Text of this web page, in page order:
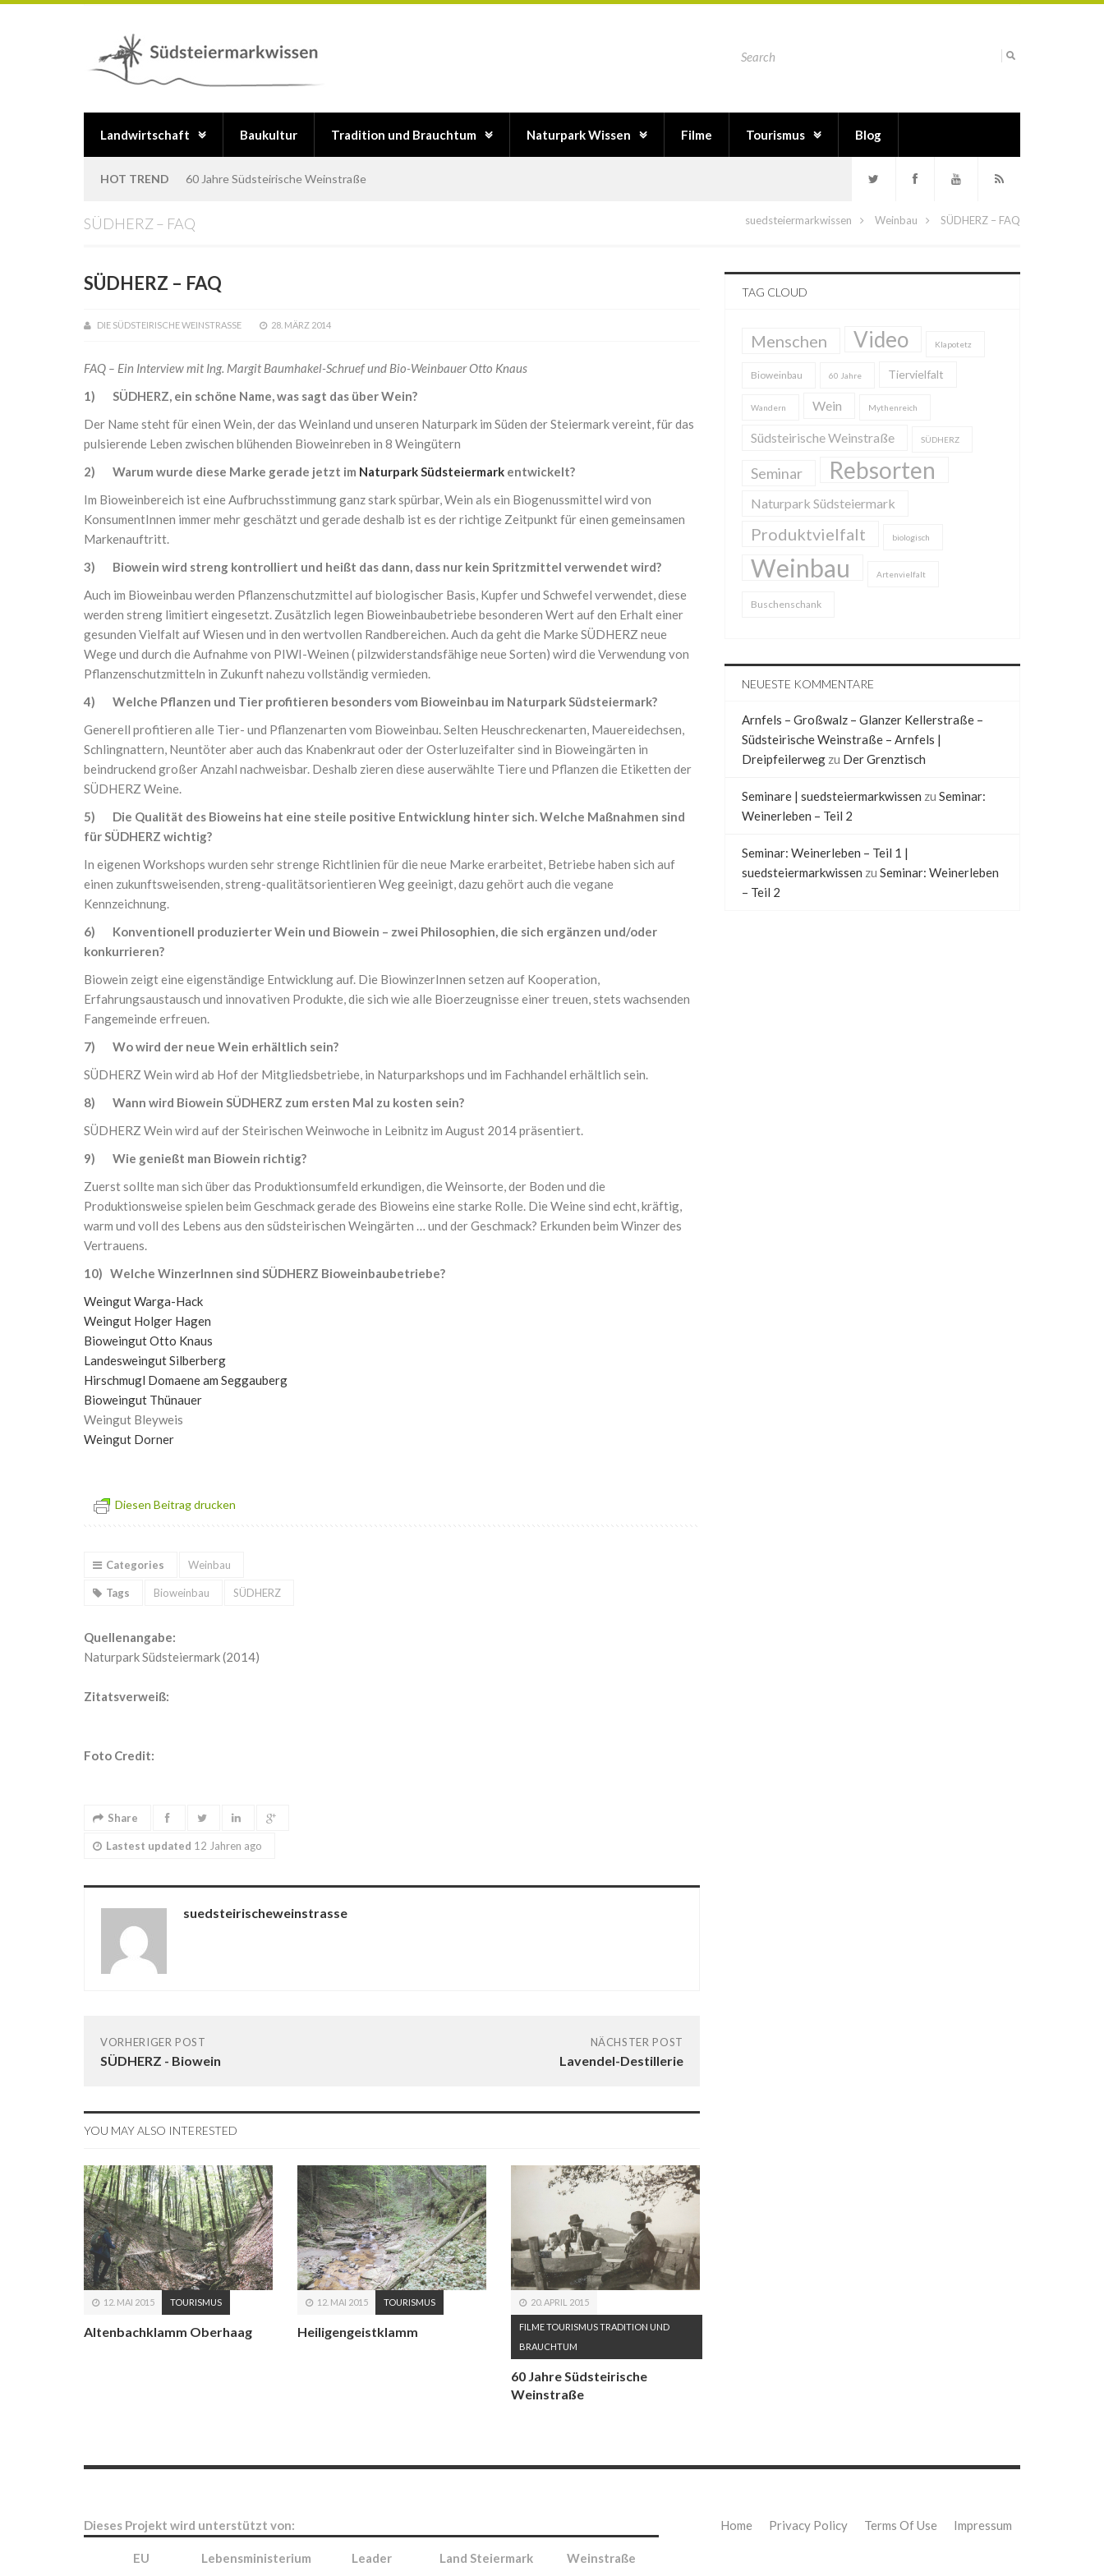
Landwirtschaft Baukultur Tradition und Brauchtum Naturpark Wissen Filme Tourismus Blog
HOT TREND Der Klapotetz
SÜDHERZ – FAQ suedsteiermarkwissen Weinbau SÜDHERZ – FAQ
SÜDHERZ – FAQ
DIE SÜDSTEIRISCHE WEINSTRASSE 28. MÄRZ 2014
FAQ – Ein Interview mit Ing. Margit Baumhakel-Schruef und Bio-Weinbauer Otto Knaus
1) SÜDHERZ, ein schöne Name, was sagt das über Wein?
Der Name steht für einen Wein, der das Weinland und unseren Naturpark im Süden der Steiermark vereint, für das
pulsierende Leben zwischen blühenden Bioweinreben in 8 Weingütern
2) Warum wurde diese Marke gerade jetzt im Naturpark Südsteiermark entwickelt?
Im Bioweinbereich ist eine Aufbruchsstimmung ganz stark spürbar, Wein als ein Biogenussmittel wird von
KonsumentInnen immer mehr geschätzt und gerade deshalb ist es der richtige Zeitpunkt für einen gemeinsamen
Markenauftritt.
3) Biowein wird streng kontrolliert und heißt das dann, dass nur kein Spritzmittel verwendet wird?
Auch im Bioweinbau werden Pflanzenschutzmittel auf biologischer Basis, Kupfer und Schwefel verwendet, diese
werden streng limitiert eingesetzt. Zusätzlich legen Bioweinbaubetriebe besonderen Wert auf den Erhalt einer
gesunden Vielfalt auf Wiesen und in den wertvollen Randbereichen. Auch da geht die Marke SÜDHERZ neue
Wege und durch die Aufnahme von PIWI-Weinen ( pilzwiderstandsfähige neue Sorten) wird die Verwendung von
Pflanzenschutzmitteln in Zukunft nahezu vollständig vermieden.
4) Welche Pflanzen und Tier profitieren besonders vom Bioweinbau im Naturpark Südsteiermark?
Generell profitieren alle Tier- und Pflanzenarten vom Bioweinbau. Selten Heuschreckenarten, Mauereidechsen,
Schlingnattern, Neuntöter aber auch das Knabenkraut oder der Osterluzeifalter sind in Bioweingärten in
beindruckend großer Anzahl nachweisbar. Deshalb zieren diese auserwählte Tiere und Pflanzen die Etiketten der
SÜDHERZ Weine.
5) Die Qualität des Bioweins hat eine steile positive Entwicklung hinter sich. Welche Maßnahmen sind
für SÜDHERZ wichtig?
In eigenen Workshops wurden sehr strenge Richtlinien für die neue Marke erarbeitet, Betriebe haben sich auf
einen zukunftsweisenden, streng-qualitätsorientieren Weg geeinigt, dazu gehört auch die vegane
Kennzeichnung.
6) Konventionell produzierter Wein und Biowein – zwei Philosophien, die sich ergänzen und/oder
konkurrieren?
Biowein zeigt eine eigenständige Entwicklung auf. Die BiowinzerInnen setzen auf Kooperation,
Erfahrungsaustausch und innovativen Produkte, die sich wie alle Bioerzeugnisse einer treuen, stets wachsenden
Fangemeinde erfreuen.
7) Wo wird der neue Wein erhältlich sein?
SÜDHERZ Wein wird ab Hof der Mitgliedsbetriebe, in Naturparkshops und im Fachhandel erhältlich sein.
8) Wann wird Biowein SÜDHERZ zum ersten Mal zu kosten sein?
SÜDHERZ Wein wird auf der Steirischen Weinwoche in Leibnitz im August 2014 präsentiert.
9) Wie genießt man Biowein richtig?
Zuerst sollte man sich über das Produktionsumfeld erkundigen, die Weinsorte, der Boden und die
Produktionsweise spielen beim Geschmack gerade des Bioweins eine starke Rolle. Die Weine sind echt, kräftig,
warm und voll des Lebens aus den südsteirischen Weingärten … und der Geschmack? Erkunden beim Winzer des
Vertrauens.
10) Welche WinzerInnen sind SÜDHERZ Bioweinbaubetriebe?
Weingut Warga-Hack
Weingut Holger Hagen
Bioweingut Otto Knaus
Landesweingut Silberberg
Hirschmugl Domaene am Seggauberg
Bioweingut Thünauer
Weingut Bleyweis
Weingut Dorner
Diesen Beitrag drucken
Categories Weinbau
Tags Bioweinbau SÜDHERZ
Quellenangabe:
Naturpark Südsteiermark (2014)
Zitatsverweiß:
Foto Credit:
Share
Lastest updated 12 Jahren ago
suedsteirischeweinstrasse
VORHERIGER POST
SÜDHERZ - Biowein
NÄCHSTER POST
Lavendel-Destillerie
YOU MAY ALSO INTERESTED
12. MAI 2015 TOURISMUS
Altenbachklamm Oberhaag
12. MAI 2015 TOURISMUS
Heiligengeistklamm
20. APRIL 2015
FILMETOURISMUSTRADITION UND
BRAUCHTUM
60 Jahre Südsteirische
Weinstraße
TAG CLOUD
Menschen Video Klapotetz
Bioweinbau 60 Jahre Tiervielfalt
Wandern Wein Mythenreich
Südsteirische Weinstraße SÜDHERZ
Seminar Rebsorten
Naturpark Südsteiermark
Produktvielfalt biologisch
Weinbau Artenvielfalt
Buschenschank
NEUESTE KOMMENTARE
Arnfels – Großwalz – Glanzer Kellerstraße –
Südsteirische Weinstraße – Arnfels |
Dreipfeilerweg zu Der Grenztisch
Seminare | suedsteiermarkwissen zu Seminar:
Weinerleben – Teil 2
Seminar: Weinerleben – Teil 1 |
suedsteiermarkwissen zu Seminar: Weinerleben
– Teil 2
Dieses Projekt wird unterstützt von:
EU Lebensministerium Leader Land Steiermark Weinstraße
Home Privacy Policy Terms Of Use Impressum